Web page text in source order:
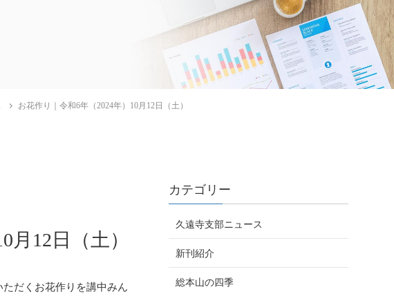
お花作り｜令和6年（2024年）10月12日（土）
月12日（土）
だくお花作りを講中みん
カテゴリー
久遠寺支部ニュース
新刊紹介
総本山の四季